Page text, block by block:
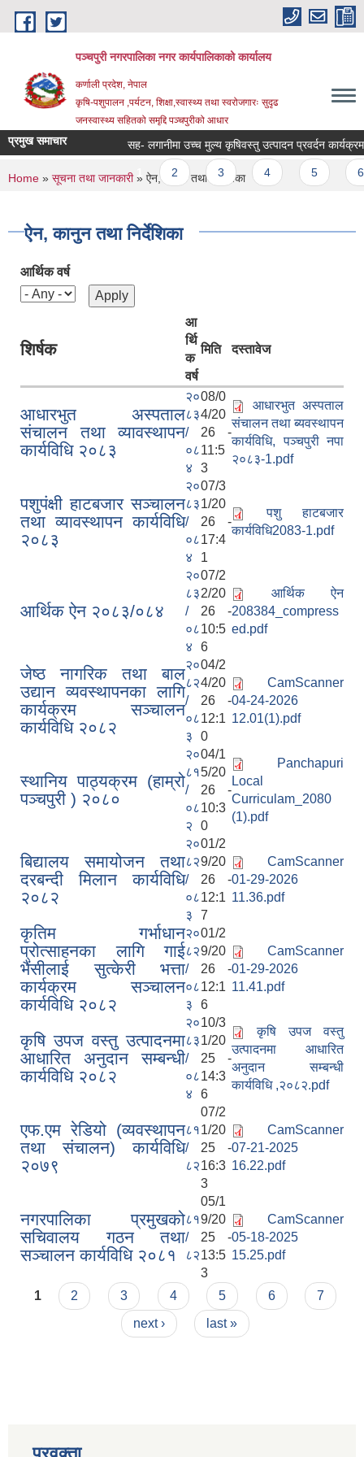
Skip to main content
पञ्चपुरी नगरपालिका नगर कार्यपालिकाको कार्यालय
कर्णाली प्रदेश, नेपाल
कृषि-पशुपालन ,पर्यटन, शिक्षा,स्वास्थ्य तथा स्वरोजगारः सुदृढ
जनस्वास्थ्य सहितको समृद्दि पञ्चपुरीको आधार
प्रमुख समाचार सह- लगानीमा उच्च मुल्य कृषिवस्तु उत्पादन प्रवर्दन कार्यक्रममा
Pages
1 2 3 4
You are here
Home » सूचना तथा जानकारी» ऐन, कानुन तथा निर्देशिका
ऐन, कानुन तथा निर्देशिका
आर्थिक वर्ष
शिर्षक
आ
र्थि
क
वर्ष
मिति दस्तावेज
आधारभुत अस्पताल
संचालन तथा व्यावस्थापन
कार्यविधि २०८३
२०
८३
/
०८
४
08/0
4/20
26 -
11:5
3
आधारभुत अस्पताल
संचालन तथा ब्यवस्थापन
कार्यविधि, पञ्चपुरी नपा
२०८३-1.pdf
पशुपंक्षी हाटबजार सञ्चालन
तथा व्यावस्थापन कार्यविधि
२०८३
२०
८३
/
०८
४
07/3
1/20
26 -
17:4
1
पशु हाटबजार
कार्यविधि2083-1.pdf
आर्थिक ऐन २०८३/०८४
२०
८३
/
०८
४
07/2
2/20
26 -
10:5
6
आर्थिक ऐन
208384_compress
ed.pdf
जेष्ठ नागरिक तथा बाल
उद्यान व्यवस्थापनका लागि
कार्यक्रम सञ्चालन
कार्यविधि २०८२
२०
८२
/
०८
३
04/2
4/20
26 -
12:1
0
CamScanner
04-24-2026
12.01(1).pdf
स्थानिय पाठ्यक्रम (हाम्रो
पञ्चपुरी ) २०८०
२०
८१
/
०८
२
04/1
5/20
26 -
10:3
0
Panchapuri
Local
Curriculam_2080
(1).pdf
बिद्यालय समायोजन तथा
दरबन्दी मिलान कार्यविधि
२०८२
२०
८२
/
०८
३
01/2
9/20
26 -
12:1
7
CamScanner
01-29-2026
11.36.pdf
कृतिम गर्भाधान
प्रोत्साहनका लागि गाई
भैंसीलाई सुत्केरी भत्ता
कार्यक्रम सञ्चालन
कार्यविधि २०८२
२०
८२
/
०८
३
01/2
9/20
26 -
12:1
6
CamScanner
01-29-2026
11.41.pdf
कृषि उपज वस्तु उत्पादनमा
आधारित अनुदान सम्बन्धी
कार्यविधि २०८२
२०
८३
/
०८
४
10/3
1/20
25 -
14:3
6
कृषि उपज वस्तु
उत्पादनमा आधारित
अनुदान सम्बन्धी
कार्यविधि ,२०८२.pdf
एफ.एम रेडियो (व्यवस्थापन
तथा संचालन) कार्यविधि
२०७९
८१
/
८२
07/2
1/20
25 -
16:3
3
CamScanner
07-21-2025
16.22.pdf
नगरपालिका प्रमुखको
सचिवालय गठन तथा
सञ्चालन कार्यविधि २०८१
८१
/
८२
05/1
9/20
25 -
13:5
3
CamScanner
05-18-2025
15.25.pdf
Pages
1 2 3 4 5 6
7
next ›
last »